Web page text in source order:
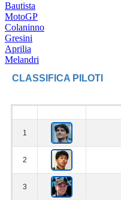
Bautista
MotoGP
Colaninno
Gresini
Aprilia
Melandri